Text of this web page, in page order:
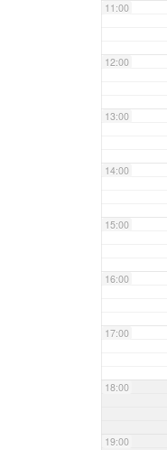
11:00
12:00
13:00
14:00
15:00
16:00
17:00
18:00
19:00